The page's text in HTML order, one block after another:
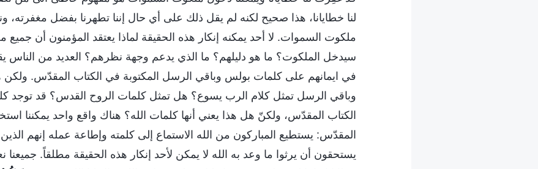
لنا خطايانا، هذا صحيح لكنه لم يقل ذلك على أي حال إننا تطهرنا بفضل
ملكوت السموات. لا أحد يمكنه إنكار هذه الحقيقة لماذا يعتقد المؤمنون أن
سيدخل الملكوت؟ ما هو دليلهم؟ ما الذي يدعم وجهة نظرهم؟ العديد من الناس
في ايمانهم على كلمات بولس وباقي الرسل المكتوبة في الكتاب المقدّس.
وباقي الرسل تمثل كلام الرب يسوع؟ هل تمثل كلمات الروح القدس؟ قد توجد
الكتاب المقدّس، ولكنّ هل هذا يعني أنها كلمات الله؟ هناك واقع واحد يمكننا
المقدّس: يستطيع المباركون من الله الاستماع إلى كلمته وإطاعة عمله إنهم
يستحقون أن يرثوا ما وعد به الله لا يمكن لأحد إنكار هذه الحقيقة مطلقاً.